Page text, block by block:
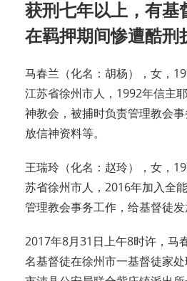
获刑七年以上，有基
在羁押期间惨遭酷刑
马春兰（化名：胡杨），女，
江苏省徐州市人，1992年信主
神教会，被捕时负责管理教会
放信神资料等。
王瑞玲（化名：赵玲），女，
苏省徐州市人，2016年加入全
管理教会事务工作，给基督徒发
2017年8月31日上午8时许，马
名基督徒在徐州市一基督徒家